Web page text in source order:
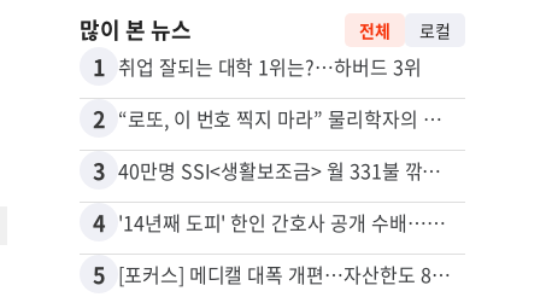
많이 본 뉴스 전체 로컬
1 취업 잘되는 대학 1위는?…하버드 3위
2 “로또, 이 번호 찍지 마라” 물리학자의 당첨금 높이는 비밀
3 40만명 SSI<생활보조금> 월 331불 깎이나
4 '14년째 도피' 한인 간호사 공개 수배…메디케어 사기 유죄
5 [포커스] 메디캘 대폭 개편…자산한도 84% 축소